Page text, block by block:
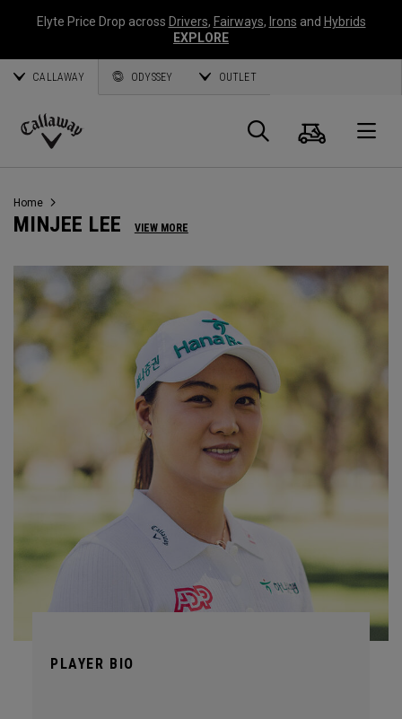
Elyte Price Drop across Drivers, Fairways, Irons and Hybrids
EXPLORE
CALLAWAY ODYSSEY OUTLET
Callaway
Panier
Home
MINJEE LEE VIEW MORE
PLAYER BIO